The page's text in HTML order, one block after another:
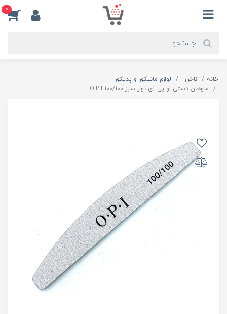
0
خانه ناخن
لوازم مانیکور و پدیکور
سوهان دستی او پی آی نوار سبز O.P.I 100/100